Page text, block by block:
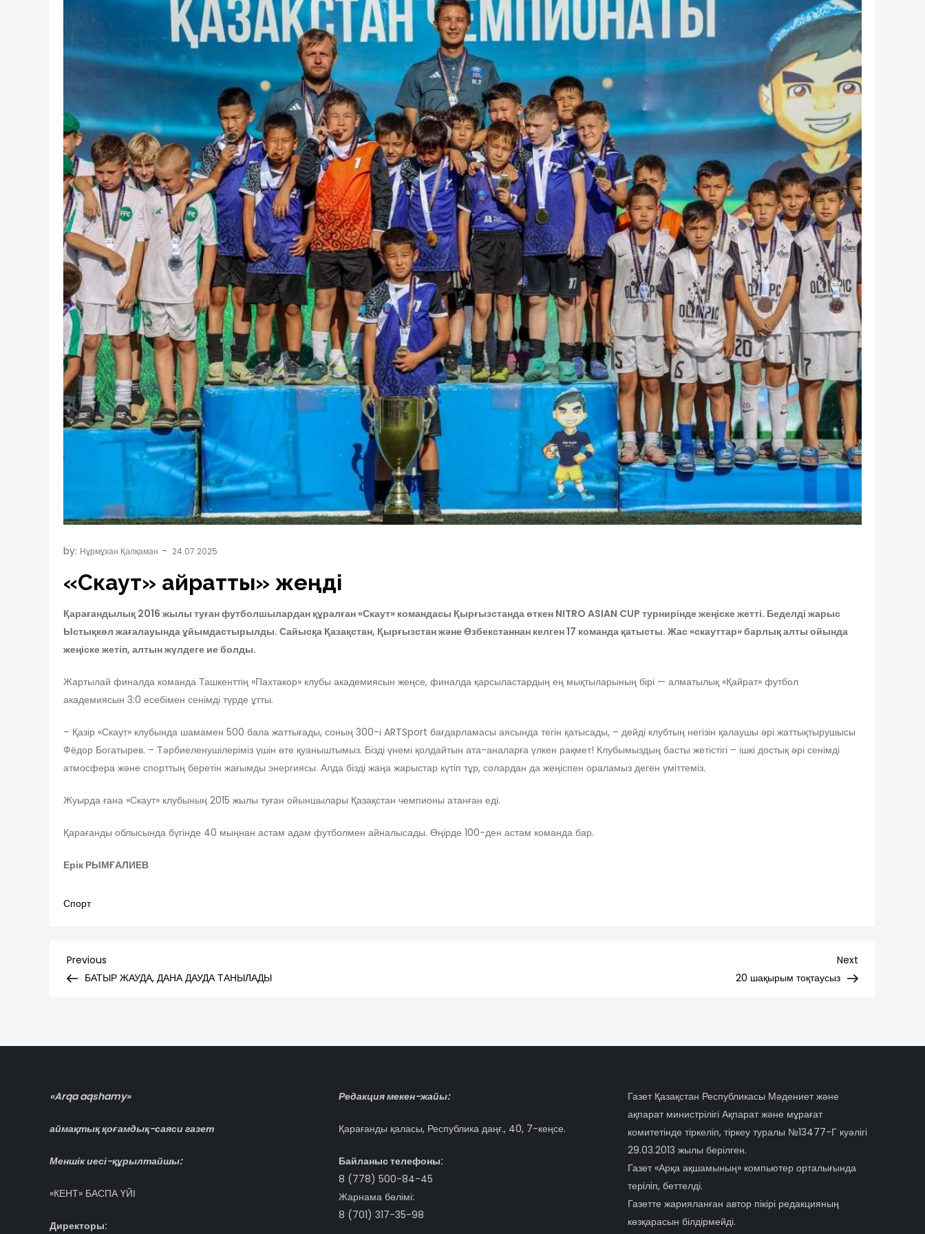
by: Нұрмұхан Қалқаман
«Скаут» Қайратты» жеңді
Қарағандылық 2016 жылы туған футболшылардан құралған «Скаут» командасы Қырғызстанда өткен NITRO ASIAN CUP турнирінде жеңіске жетті. Беделді жарыс
Ыстықкөл жағалауында ұйымдастырылды. Сайысқа Қазақстан, Қырғызстан және Өзбекстаннан келген 17 команда қатысты. Жас «скауттар» барлық алты ойында
жеңіске жетіп, алтын жүлдеге ие болды.
Жартылай финалда команда Ташкенттің «Пахтакор» клубы академиясын жеңсе, финалда қарсыластардың ең мықтыларының бірі — алматылық «Қайрат» футбол
академиясын 3:0 есебімен сенімді түрде ұтты.
– Қазір «Скаут» клубында шамамен 500 бала жаттығады, соның 300-і ARTSport бағдарламасы аясында тегін қатысады, – дейді клубтың негізін қалаушы әрі жаттықтырушысы
Фёдор Богатырев. – Тәрбиеленушілеріміз үшін өте қуаныштымыз. Бізді үнемі қолдайтын ата-аналарға үлкен рақмет! Клубымыздың басты жетістігі – ішкі достық әрі сенімді
атмосфера және спорттың беретін жағымды энергиясы. Алда бізді жаңа жарыстар күтіп тұр, солардан да жеңіспен ораламыз деген үміттеміз.
Жуырда ғана «Скаут» клубының 2015 жылы туған ойыншылары Қазақстан чемпионы атанған еді.
Қарағанды облысында бүгінде 40 мыңнан астам адам футболмен айналысады. Өңірде 100-ден астам команда бар.
Ерік РЫМҒАЛИЕВ
Спорт
Навигация
Previous
Post
Previous
БАТЫР ЖАУДА, ДАНА ДАУДА ТАНЫЛАДЫ
Post
Next
20 шақырым тоқтаусыз
«Arqa aqshamy»
аймақтық қоғамдық-саяси газет
Меншік иесі-құрылтайшы:
«КЕНТ» БАСПА ҮЙІ
Директоры:
Редакция мекен-жайы:
Қарағанды қаласы, Республика даңғ., 40, 7-кеңсе.
Байланыс телефоны:
8 (778) 500-84-45
Жарнама бөлімі:
8 (701) 317-35-98
Газет Қазақстан Республикасы Мәдениет және
ақпарат министрілігі Ақпарат және мұрағат
комитетінде тіркеліп, тіркеу туралы №13477-Г куәлігі
29.03.2013 жылы берілген.
Газет «Арқа ақшамының» компьютер орталығында
терiлiп, беттелді.
Газетте жарияланған автор пікірі редакцияның
көзқарасын білдірмейді.